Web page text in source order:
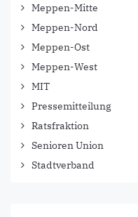
Meppen-Mitte
Meppen-Nord
Meppen-Ost
Meppen-West
MIT
Pressemitteilung
Ratsfraktion
Senioren Union
Stadtverband